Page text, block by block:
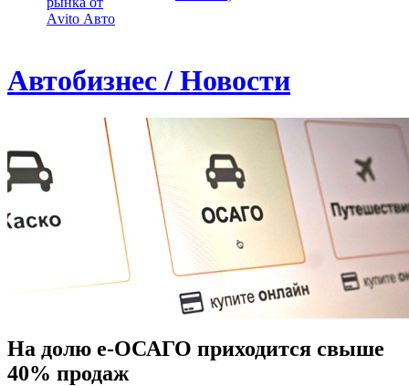
Аvito Авто
Автобизнес / Новости
На долю е-ОСАГО приходится свыше
40% продаж